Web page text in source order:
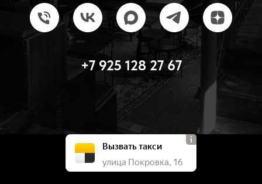
+7 925 128 27 67
Вызвать такси
улица Покровка, 16